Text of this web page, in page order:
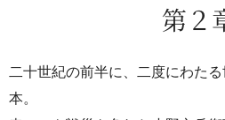
第２
二十世紀の前半に、二度にわた
本。